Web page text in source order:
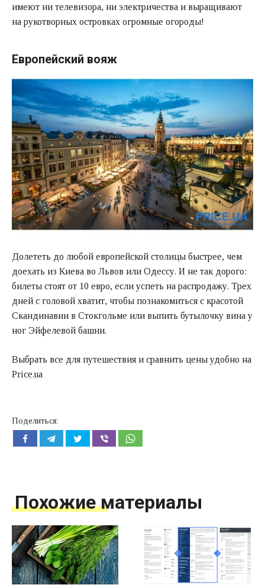
имеют ни телевизора, ни электричества и выращивают
на рукотворных островках огромные огороды!
Европейский вояж
Долететь до любой европейской столицы быстрее, чем
доехать из Киева во Львов или Одессу. И не так дорого:
билеты стоят от 10 евро, если успеть на распродажу. Трех
дней с головой хватит, чтобы познакомиться с красотой
Скандинавии в Стокгольме или выпить бутылочку вина у
ног Эйфелевой башни.
Выбрать все для путешествия и сравнить цены удобно на
Price.ua
Поделиться:
Похожие материалы